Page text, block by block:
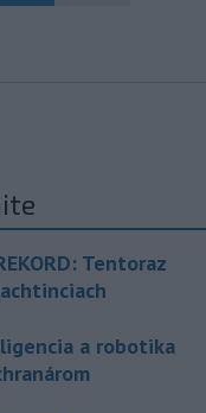
Tentoraz
a robotika